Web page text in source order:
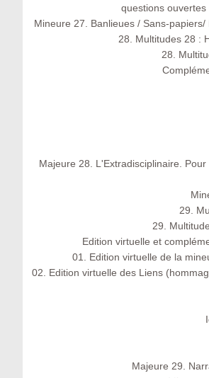
questions
Mineure 27. Banlieues / Sans-
28. Multitudes 28 :
28.
Majeure 28. L'Extradisciplinaire.
29.
29.
Edition virtuelle et
01. Edition virtuelle de la
02. Edition virtuelle des Liens
Majeure 29.